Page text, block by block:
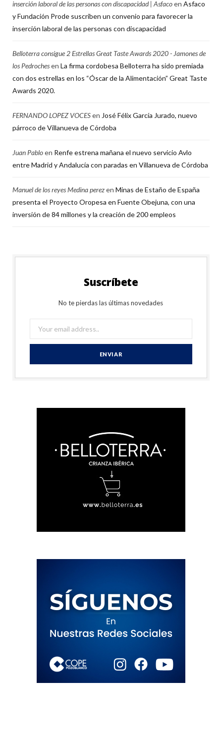
inserción laboral de las personas con discapacidad | Asfacoen Asfaco
y Fundación Prode suscriben un convenio para favorecer la
inserción laboral de las personas con discapacidad
Belloterra consigue 2 Estrellas Great Taste Awards 2020 - Jamones de
los Pedrochesen La firma cordobesa Belloterra ha sido premiada
con dos estrellas en los “Óscar de la Alimentación” Great Taste
Awards 2020.
FERNANDO LOPEZ VOCESen José Félix García Jurado, nuevo
párroco de Villanueva de Córdoba
Juan Pabloen Renfe estrena mañana el nuevo servicio Avlo
entre Madrid y Andalucía con paradas en Villanueva de Córdoba
Manuel de los reyes Medina perezen Minas de Estaño de España
presenta el Proyecto Oropesa en Fuente Obejuna, con una
inversión de 84 millones y la creación de 200 empleos
Suscríbete
No te pierdas las últimas novedades